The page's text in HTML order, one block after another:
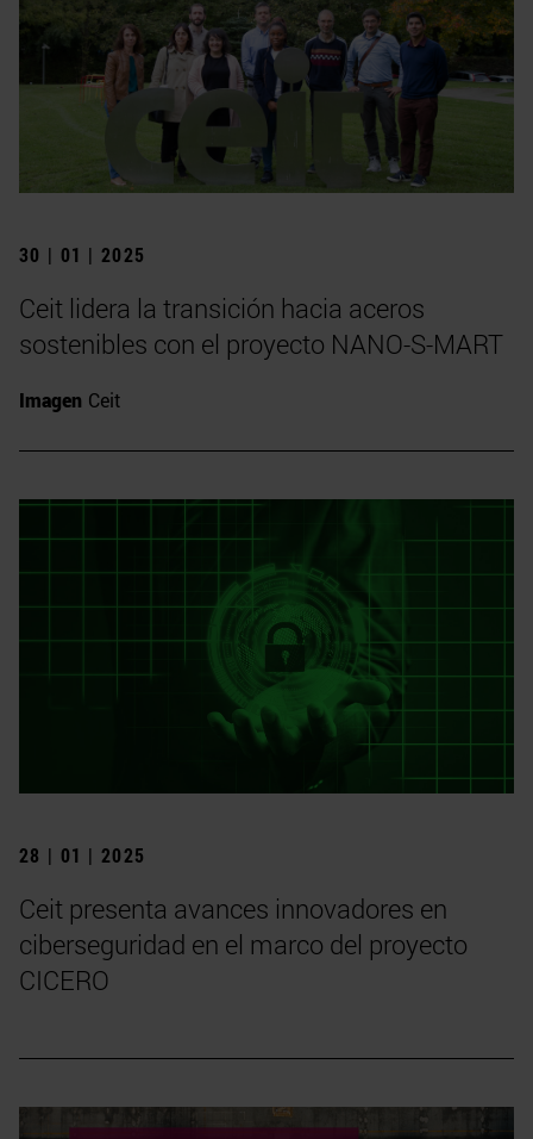
30 | 01 | 2025
Ceit lidera la transición hacia aceros
sostenibles con el proyecto NANO-S-MART
Imagen Ceit
28 | 01 | 2025
Ceit presenta avances innovadores en
ciberseguridad en el marco del proyecto
CICERO